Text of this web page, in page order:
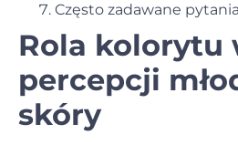
Często zadawane pytania
Rola kolorytu
percepcji
skóry